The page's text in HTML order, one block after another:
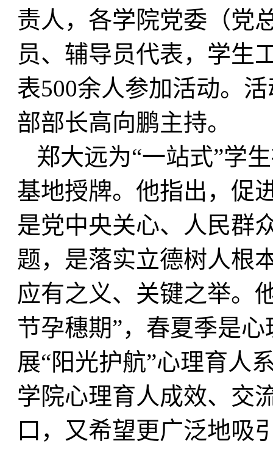
责人，各学院党委（党
员、辅导员代表，学生
表500余人参加活动。
部部长高向鹏主持。
郑大远为“一站式”学
基地授牌。他指出，促
是党中央关心、人民群
题，是落实立德树人根
应有之义、关键之举。
节孕穗期”，春夏季是
展“阳光护航”心理育人
学院心理育人成效、交
口，又希望更广泛地吸